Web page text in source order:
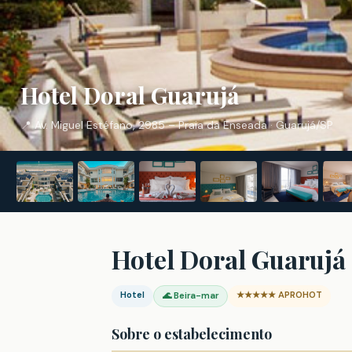
Hotel Doral Guarujá
📍 Av. Miguel Estéfano, 2985 – Praia da Enseada · Guarujá/SP
Hotel Doral Guarujá
Hotel 🌊 Beira-mar ★★★★★ APROHOT
Sobre o estabelecimento